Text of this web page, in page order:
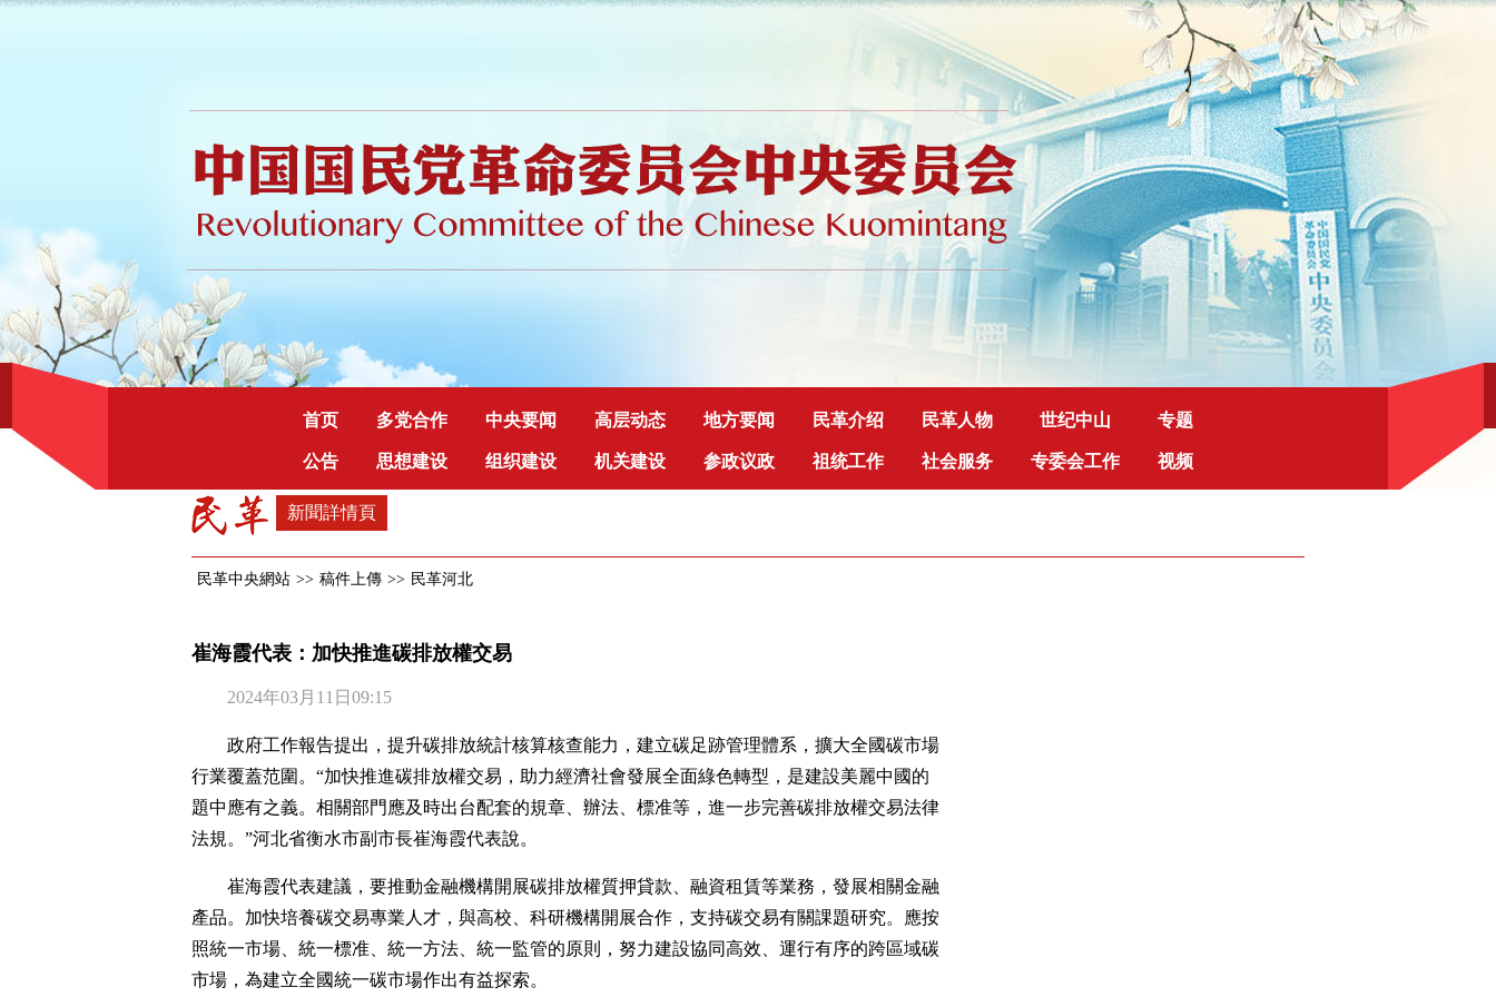
首页 多党合作 中央要闻 高层动态 地方要闻 民革介绍 民革人物 世纪中山 专题
公告 思想建设 组织建设 机关建设 参政议政 祖统工作 社会服务 专委会工作 视频
新聞詳情頁
民革中央網站 >> 稿件上傳 >> 民革河北
崔海霞代表：加快推進碳排放權交易
2024年03月11日09:15
政府工作報告提出，提升碳排放統計核算核查能力，建立碳足跡管理體系，擴大全國碳市場
行業覆蓋范圍。“加快推進碳排放權交易，助力經濟社會發展全面綠色轉型，是建設美麗中國的
題中應有之義。相關部門應及時出台配套的規章、辦法、標准等，進一步完善碳排放權交易法律
法規。”河北省衡水市副市長崔海霞代表說。
崔海霞代表建議，要推動金融機構開展碳排放權質押貸款、融資租賃等業務，發展相關金融
產品。加快培養碳交易專業人才，與高校、科研機構開展合作，支持碳交易有關課題研究。應按
照統一市場、統一標准、統一方法、統一監管的原則，努力建設協同高效、運行有序的跨區域碳
市場，為建立全國統一碳市場作出有益探索。